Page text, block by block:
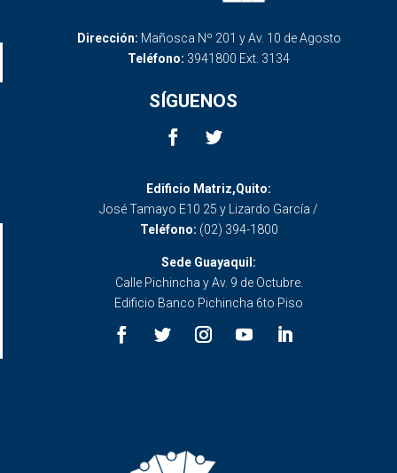
Dirección: Mañosca Nº 201 y Av. 10 de Agosto
Teléfono: 3941800 Ext. 3134
SÍGUENOS
Edificio Matriz,Quito:
José Tamayo E10 25 y Lizardo García /
Teléfono: (02) 394-1800
Sede Guayaquil:
Calle Pichincha y Av. 9 de Octubre.
Edificio Banco Pichincha 6to Piso